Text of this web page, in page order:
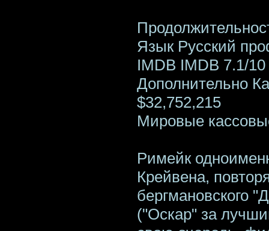
Язык Русский
IMDB IMDB 7.1/
Дополнительно
$32,752,215
Мировые
Римейк
Крейвена,
бергмановского
("Оскар" за